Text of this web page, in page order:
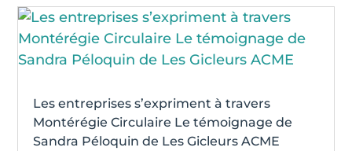
Les entreprises s’expriment à travers
Montérégie Circulaire Le témoignage de
Sandra Péloquin de Les Gicleurs ACME